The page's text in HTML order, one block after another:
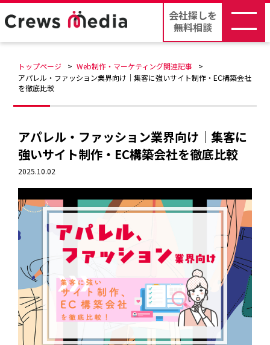
会社探しを
無料相談
トップページ
Web制作・マーケティング関連記事
アパレル・ファッション業界向け｜集客に強いサイト制作・EC構築会社
を徹底比較
アパレル・ファッション業界向け｜集客に
強いサイト制作・EC構築会社を徹底比較
2025.10.02